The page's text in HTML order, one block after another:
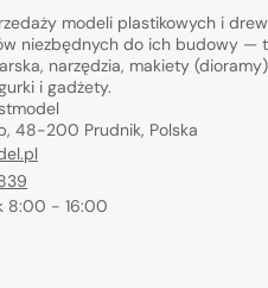
modeli plastikowych i
niezbędnych do ich budowy —
narzędzia, makiety
i gadżety.
48-200 Prudnik, Polska
8:00 - 16:00